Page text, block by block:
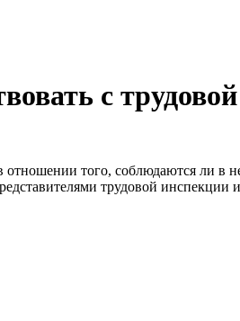
с
того, соблюдаются ли в
трудовой инспекции